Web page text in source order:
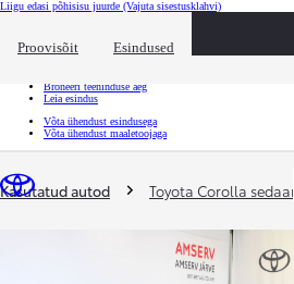
Liigu edasi põhisisu juurde (Vajuta sisestusklahvi)
Proovisõit Esindused
Kiirtee Klõpsa kiirtee ülekatte sulgemiseks
Broneeri teeninduse aeg
Leia esindus
Võta ühendust esindusega
Võta ühendust maaletoojaga
Sina oled siin
Kasutatud autod Toyota Corolla sedaan